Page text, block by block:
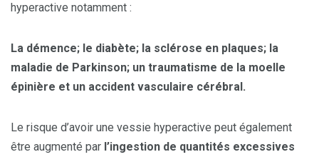
hyperactive notamment :
La démence; le diabète; la sclérose en plaques; la
maladie de Parkinson; un traumatisme de la moelle
épinière et un accident vasculaire cérébral.
Le risque d’avoir une vessie hyperactive peut également
être augmenté par l’ingestion de quantités excessives